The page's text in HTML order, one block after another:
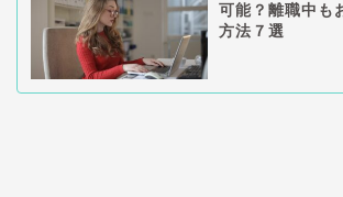
可能？離職中も
方法７選